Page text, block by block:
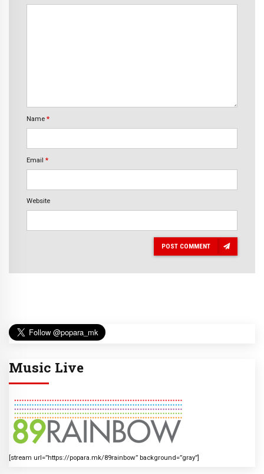
Name *
Email *
Website
POST COMMENT
Music Live
[stream url=”https://popara.mk/89rainbow” background=”gray”]